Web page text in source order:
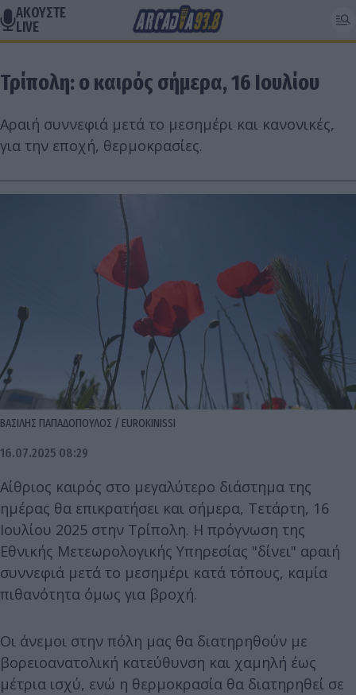
ΑΚΟΥΣΤΕ
LIVE
Τρίπολη: ο καιρός σήμερα, 16 Ιουλίου
Αραιή συννεφιά μετά το μεσημέρι και κανονικές,
για την εποχή, θερμοκρασίες.
ΒΑΣΙΛΗΣ ΠΑΠΑΔΟΠΟΥΛΟΣ / EUROKINISSI
16.07.2025 08:29
Αίθριος καιρός στο μεγαλύτερο διάστημα της
ημέρας θα επικρατήσει και σήμερα, Τετάρτη, 16
Ιουλίου 2025 στην Τρίπολη. Η πρόγνωση της
Εθνικής Μετεωρολογικής Υπηρεσίας "δίνει" αραιή
συννεφιά μετά το μεσημέρι κατά τόπους, καμία
πιθανότητα όμως για βροχή.
Οι άνεμοι στην πόλη μας θα διατηρηθούν με
βορειοανατολική κατεύθυνση και χαμηλή έως
μέτρια ισχύ, ενώ η θερμοκρασία θα διατηρηθεί σε